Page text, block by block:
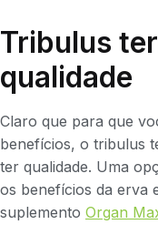
Tribulus
qualidade
Claro que para que
benefícios, o tribulus
ter qualidade. Uma
os benefícios da erva
suplemento Organ